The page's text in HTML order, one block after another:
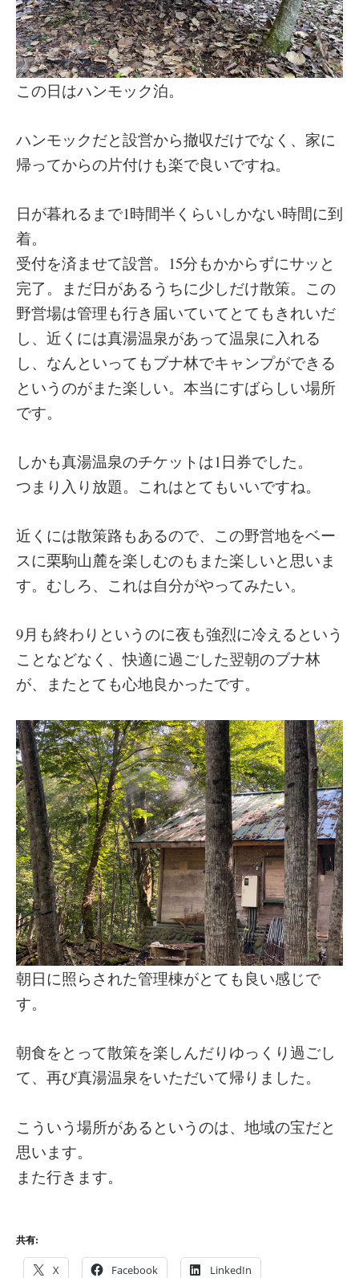
この日はハンモック泊。
ハンモックだと設営から撤収だけでなく、家に
帰ってからの片付けも楽で良いですね。
日が暮れるまで1時間半くらいしかない時間に到
着。
受付を済ませて設営。15分もかからずにサッと
完了。まだ日があるうちに少しだけ散策。この
野営場は管理も行き届いていてとてもきれいだ
し、近くには真湯温泉があって温泉に入れる
し、なんといってもブナ林でキャンプができる
というのがまた楽しい。本当にすばらしい場所
です。
しかも真湯温泉のチケットは1日券でした。
つまり入り放題。これはとてもいいですね。
近くには散策路もあるので、この野営地をベー
スに栗駒山麓を楽しむのもまた楽しいと思いま
す。むしろ、これは自分がやってみたい。
9月も終わりというのに夜も強烈に冷えるという
ことなどなく、快適に過ごした翌朝のブナ林
が、またとても心地良かったです。
朝日に照らされた管理棟がとても良い感じで
す。
朝食をとって散策を楽しんだりゆっくり過ごし
て、再び真湯温泉をいただいて帰りました。
こういう場所があるというのは、地域の宝だと
思います。
また行きます。
共有:
X Facebook LinkedIn